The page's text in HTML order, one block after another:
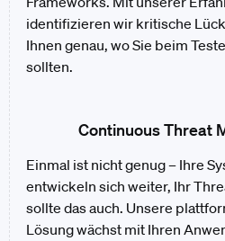
identifizieren wir kritische
Ihnen genau, wo Sie beim
sollten.
Continuous Threat
Einmal ist nicht genug – Ihre
entwickeln sich weiter, Ihr
sollte das auch. Unsere
Lösung wächst mit Ihren